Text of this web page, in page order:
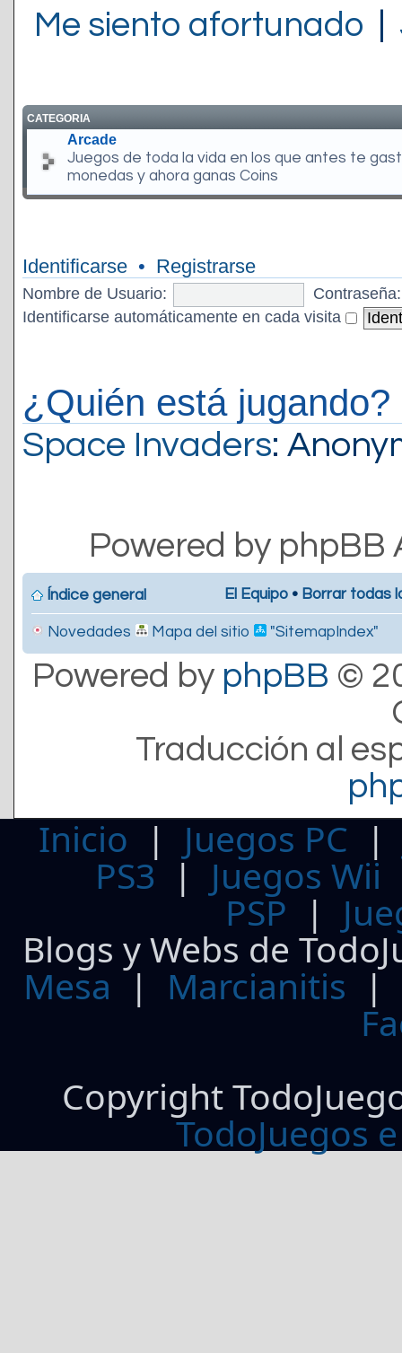
Me siento afortunado
CATEGORIA
Arcade
Juegos de toda la vida en los que antes te
monedas y ahora ganas Coins
Identificarse • Registrarse
Nombre de Usuario:
Contraseña:
Identificarse automáticamente en cada visita
¿Quién está jugando?
Space Invaders:
Powered by
Índice general El Equipo • Borrar todas
Novedades Mapa del sitio "SitemapIndex"
Powered by phpBB ©
Traducción al
Inicio | Juegos PC
PS3| Juegos Wii
PSP |
Blogs y Webs de
Mesa | Marcianitis |
Copyright
TodoJuegos